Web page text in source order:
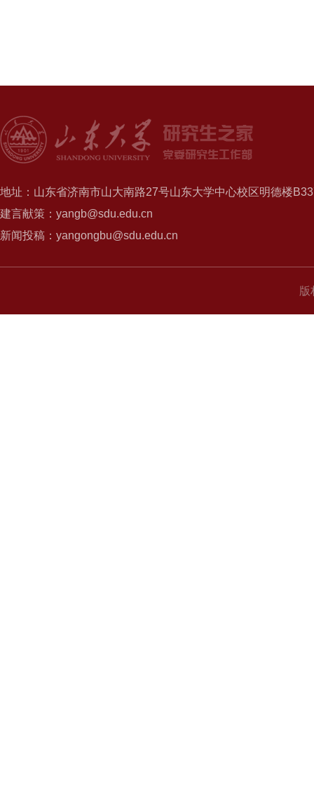
地址：山东省济南市山大南路27号山东大学中心校区明德楼
建言献策：yangb@sdu.edu.cn
新闻投稿：yangongbu@sdu.edu.cn
版